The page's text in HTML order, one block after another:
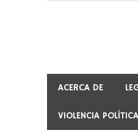
ACERCA DE
VIOLENCIA